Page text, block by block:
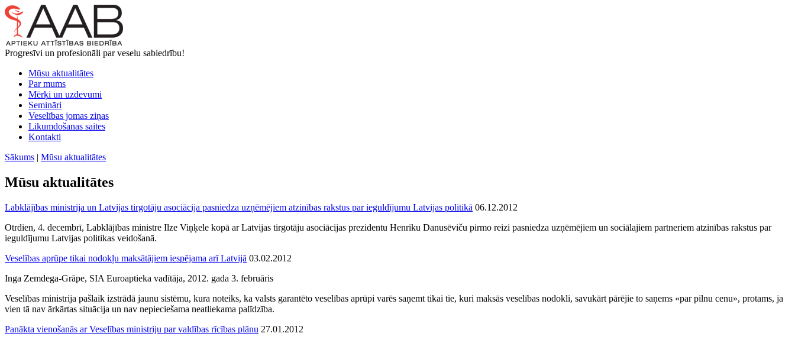
Progresīvi un profesionāli par veselu sabiedrību!
Mūsu aktualitātes
Par mums
Mērķi un uzdevumi
Semināri
Veselības jomas ziņas
Likumdošanas saites
Kontakti
Sākums | Mūsu aktualitātes
Mūsu aktualitātes
Labklājības ministrija un Latvijas tirgotāju asociācija pasniedza uzņēmējiem atzinības rakstus par ieguldījumu Latvijas politikā 06.12.2012
Otrdien, 4. decembrī, Labklājības ministre Ilze Viņķele kopā ar Latvijas tirgotāju asociācijas prezidentu Henriku Danusēviču pirmo reizi pasniedza uzņēmējiem un sociālajiem partneriem atzinības rakstus par
ieguldījumu Latvijas politikas veidošanā.
Veselības aprūpe tikai nodokļu maksātājiem iespējama arī Latvijā 03.02.2012
Inga Zemdega-Grāpe, SIA Euroaptieka vadītāja, 2012. gada 3. februāris
Veselības ministrija pašlaik izstrādā jaunu sistēmu, kura noteiks, ka valsts garantēto veselības aprūpi varēs saņemt tikai tie, kuri maksās veselības nodokli, savukārt pārējie to saņems «par pilnu cenu», protams, ja
vien tā nav ārkārtas situācija un nav nepieciešama neatliekama palīdzība.
Panākta vienošanās ar Veselības ministriju par valdības rīcības plānu 27.01.2012